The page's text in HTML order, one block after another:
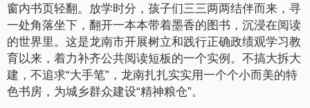
窗内书页轻翻。放学时分，孩子们三三两两结伴而来，寻
一处角落坐下，翻开一本本带着墨香的图书，沉浸在阅读
的世界里。这是龙南市开展树立和践行正确政绩观学习教
育以来，着力补齐公共阅读短板的一个实例。不搞大拆大
建，不追求“大手笔”，龙南扎扎实实用一个个小而美的特
色书房，为城乡群众建设“精神粮仓”。